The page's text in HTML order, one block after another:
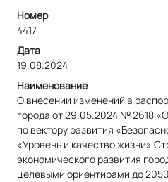
Номер
4417
Дата
19.08.2024
Наименование
О внесении изменений в
города от 29.05.2024 № 2618
по вектору развития
«Уровень и качество жизни»
экономического развития
целевыми ориентирами до